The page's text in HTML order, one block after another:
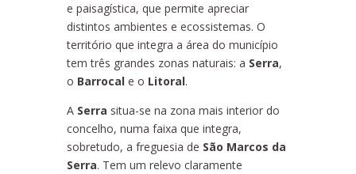
e paisagística, que permite apreciar
distintos ambientes e ecossistemas. O
território que integra a área do município
tem três grandes zonas naturais: a Serra,
o Barrocal e o Litoral.
A Serra situa-se na zona mais interior do
concelho, numa faixa que integra,
sobretudo, a freguesia de São Marcos da
Serra. Tem um relevo claramente